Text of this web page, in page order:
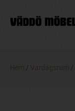
Hem / Vardagsrum /